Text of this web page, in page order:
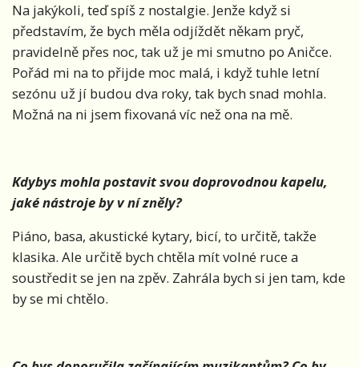
Na jakýkoli, teď spíš z nostalgie. Jenže když si
představím, že bych měla odjíždět někam pryč,
pravidelně přes noc, tak už je mi smutno po Aničce.
Pořád mi na to přijde moc malá, i když tuhle letní
sezónu už jí budou dva roky, tak bych snad mohla.
Možná na ni jsem fixovaná víc než ona na mě.
Kdybys mohla postavit svou doprovodnou kapelu,
jaké nástroje by v ní zněly?
Piáno, basa, akustické kytary, bicí, to určitě, takže
klasika. Ale určitě bych chtěla mít volné ruce a
soustředit se jen na zpěv. Zahrála bych si jen tam, kde
by se mi chtělo.